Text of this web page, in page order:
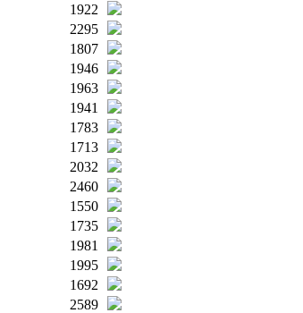
1922
2295
1807
1946
1963
1941
1783
1713
2032
2460
1550
1735
1981
1995
1692
2589